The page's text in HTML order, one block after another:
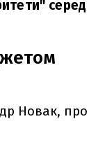
серед
Новак, про